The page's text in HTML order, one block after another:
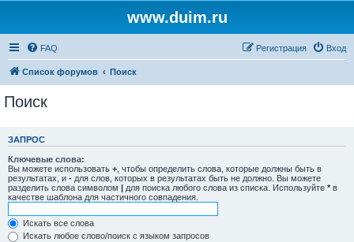
www.duim.ru
FAQ Вход
Регистрация
Список форумов Поиск
Поиск
ЗАПРОС
Ключевые слова:
Вы можете использовать + , чтобы определить слова, которые должны быть в
результатах, и - для слов, которых в результатах быть не должно. Вы можете
разделить слова символом | для поиска любого слова из списка. Используйте * в
качестве шаблона для частичного совпадения.
Искать все слова
Искать любое слово/поиск с языком запросов